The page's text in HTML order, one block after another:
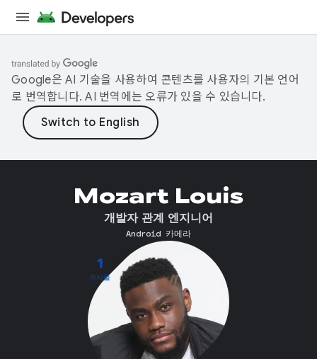
Google은 AI 기술을 사용하여 콘텐츠를 사용자의 기본 언어
로 번역합니다. AI 번역에는 오류가 있을 수 있습니다.
1
게시물
Mozart Louis
개발자 관계 엔지니어
Android 카메라